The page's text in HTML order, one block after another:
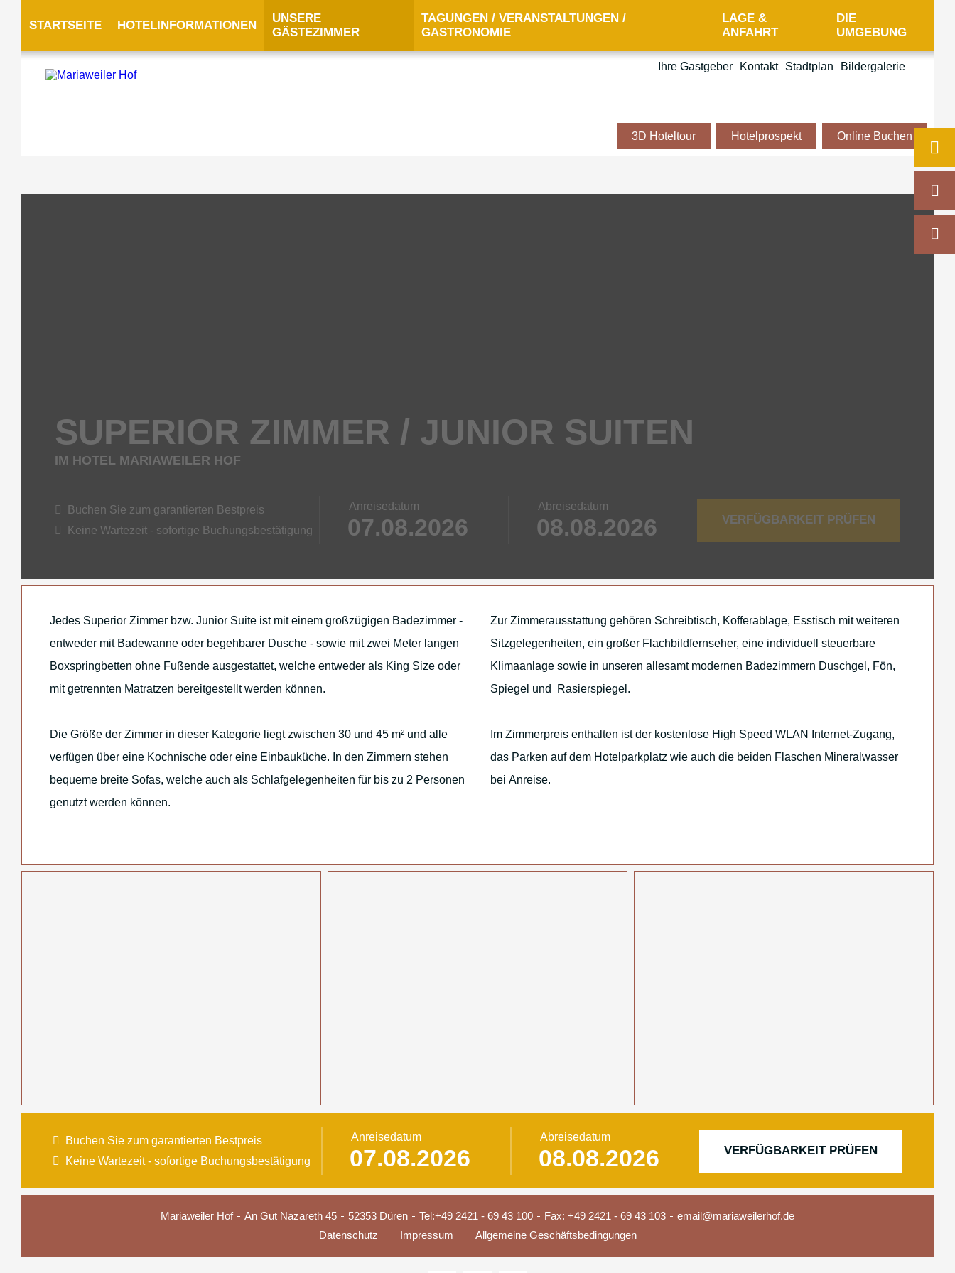
Ihre Gastgeber Kontakt Stadtplan Bildergalerie
3D Hoteltour Hotelprospekt Online Buchen
STARTSEITE HOTELINFORMATIONEN
UNSERE
GÄSTEZIMMER
TAGUNGEN / VERANSTALTUNGEN /
GASTRONOMIE
LAGE &
ANFAHRT
DIE
UMGEBUNG
SUPERIOR ZIMMER / JUNIOR SUITEN
IM HOTEL MARIAWEILER HOF
Buchen Sie zum garantierten Bestpreis
Keine Wartezeit - sofortige Buchungsbestätigung
Anreisedatum Abreisedatum
VERFÜGBARKEIT PRÜFEN
Jedes Superior Zimmer bzw. Junior Suite ist mit einem großzügigen Badezimmer -
entweder mit Badewanne oder begehbarer Dusche - sowie mit zwei Meter langen
Boxspringbetten ohne Fußende ausgestattet, welche entweder als King Size oder
mit getrennten Matratzen bereitgestellt werden können.
Die Größe der Zimmer in dieser Kategorie liegt zwischen 30 und 45 m² und alle
verfügen über eine Kochnische oder eine Einbauküche. In den Zimmern stehen
bequeme breite Sofas, welche auch als Schlafgelegenheiten für bis zu 2 Personen
genutzt werden können.
Zur Zimmerausstattung gehören Schreibtisch, Kofferablage, Esstisch mit weiteren
Sitzgelegenheiten, ein großer Flachbildfernseher, eine individuell steuerbare
Klimaanlage sowie in unseren allesamt modernen Badezimmern Duschgel, Fön,
Spiegel und Rasierspiegel.
Im Zimmerpreis enthalten ist der kostenlose High Speed WLAN Internet-Zugang,
das Parken auf dem Hotelparkplatz wie auch die beiden Flaschen Mineralwasser
bei Anreise.
Buchen Sie zum garantierten Bestpreis
Keine Wartezeit - sofortige Buchungsbestätigung
Anreisedatum Abreisedatum
VERFÜGBARKEIT PRÜFEN
Mariaweiler Hof An Gut Nazareth 45 52353 Düren Tel:+49 2421 - 69 43 100 Fax: +49 2421 - 69 43 103
email@mariaweilerhof.de
Datenschutz
Impressum Allgemeine Geschäftsbedingungen